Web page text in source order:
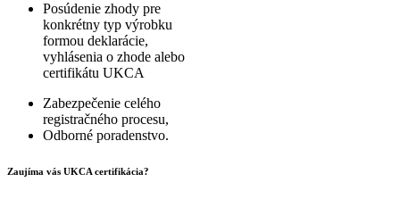
Posúdenie zhody pre
konkrétny typ výrobku
formou deklarácie,
vyhlásenia o zhode alebo
certifikátu UKCA
Zabezpečenie celého
registračného procesu,
Odborné poradenstvo.
Zaujíma vás UKCA certifikácia?